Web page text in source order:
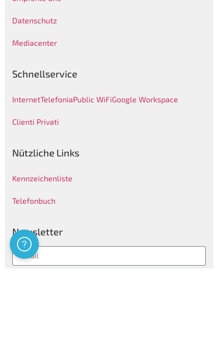
Datenschutz
Mediacenter
Schnellservice
InternetTelefoniaPublic WiFiGoogle Workspace
Clienti Privati
Nützliche Links
Kennzeichenliste
Telefonbuch
Newsletter
Assistenza